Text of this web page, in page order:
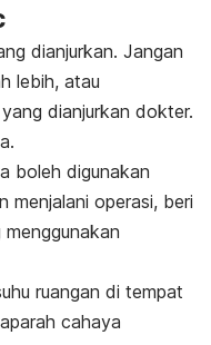
dianjurkan. Jangan
lebih, atau
dianjurkan dokter.
boleh digunakan
menjalani operasi, beri
ruangan di tempat
cahaya